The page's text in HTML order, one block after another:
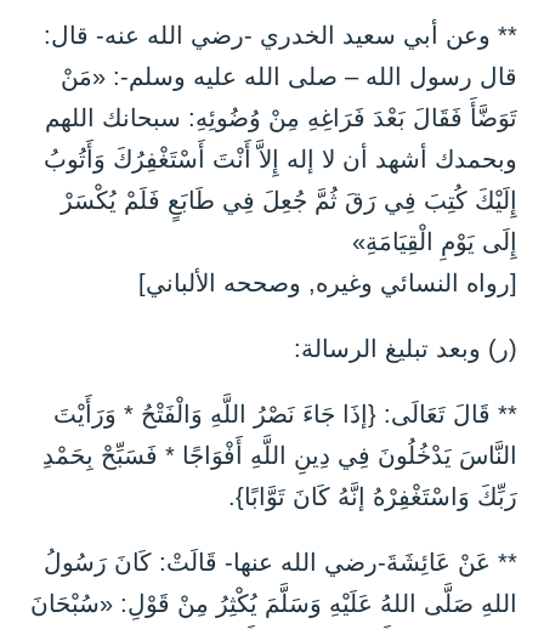
** وعن أبي سعيد الخدري -رضي الله عنه- قال:
قال رسول الله – صلى الله عليه وسلم-: «مَنْ
تَوَضَّأَ فَقَالَ بَعْدَ فَرَاغِهِ مِنْ وُضُوئِهِ: سبحانك اللهم
وبحمدك أشهد أن لا إله إِلاَّ أَنْتَ أَسْتَغْفِرُكَ وَأَتُوبُ
إِلَيْكَ كُتِبَ فِي رَقَ ثُمَّ جُعِلَ فِي طَابَعٍ فَلَمْ يُكْسَرْ
إِلَى يَوْمِ الْقِيَامَةِ»
[رواه النسائي وغيره, وصححه الألباني]
(ر) وبعد تبليغ الرسالة:
** قَالَ تَعَالَى: {إذَا جَاءَ نَصْرُ اللَّهِ وَالْفَتْحُ * وَرَأَيْتَ
النَّاسَ يَدْخُلُونَ فِي دِينِ اللَّهِ أَفْوَاجًا * فَسَبِّحْ بِحَمْدِ
رَبِّكَ وَاسْتَغْفِرْهُ إنَّهُ كَانَ تَوَّابًا}.
** عَنْ عَائِشَةَ-رضي الله عنها- قَالَتْ: كَانَ رَسُولُ
اللهِ صَلَّى اللهُ عَلَيْهِ وَسَلَّمَ يُكْثِرُ مِنْ قَوْلِ: «سُبْحَانَ